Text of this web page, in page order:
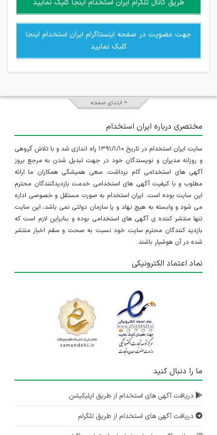
طریق کانال تلگرام ایران استخدام اینجا کلیک نمایید
جهت عضویت در صفحه اینستاگرام ایران استخدام اینجا
کلیک نمایید
ابتدای صفحه
مختصری درباره ایران استخدام
سایت ایران استخدام در تاریخ ۱۳۹۱/۱/۱۰ راه اندازی شد و با تلاش گروهی
و روزانه مدیران و نویسندگان خود در جهت تبدیل شدن به مرجع بروز
آگهی های استخدامی گام برداشت. سعی همیشگی همکاران ما ارائه
مطلوب و با کیفیت آگهی های استخدامی خدمت بازدیدکنندگان محترم
این سایت بوده است. ایران استخدام به صورت مستقل و خصوصی اداره
می شود و وابسته به هیچ نهاد و یا سازمان دولتی نمی باشد، این سایت
تنها منتشر کننده ی آگهی های استخدامی بوده و بنابراین لازم است که
بازدید کنندگان محترم سایت خود نسبت به صحت و سقم اخبار منتشر
شده در آن هوشیار باشند.
نماد اعتماد الکترونیکی
ما را دنبال کنید
دریافت آگهی های استخدام از طریق اپلیکیشن
دریافت آگهی های استخدام از طریق تلگرام